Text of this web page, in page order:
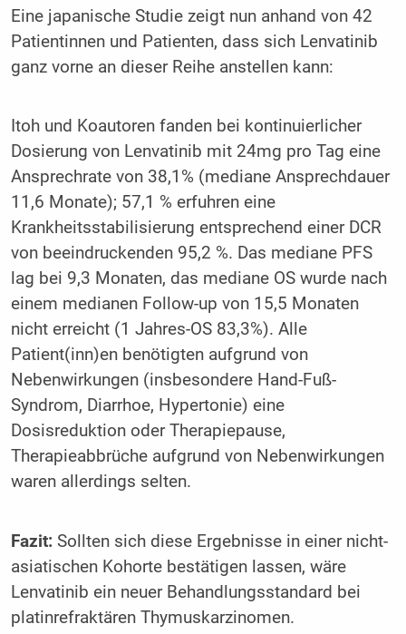
Eine japanische Studie zeigt nun anhand von 42
Patientinnen und Patienten, dass sich Lenvatinib
ganz vorne an dieser Reihe anstellen kann:
Itoh und Koautoren fanden bei kontinuierlicher
Dosierung von Lenvatinib mit 24mg pro Tag eine
Ansprechrate von 38,1% (mediane Ansprechdauer
11,6 Monate); 57,1 % erfuhren eine
Krankheitsstabilisierung entsprechend einer DCR
von beeindruckenden 95,2 %. Das mediane PFS
lag bei 9,3 Monaten, das mediane OS wurde nach
einem medianen Follow-up von 15,5 Monaten
nicht erreicht (1 Jahres-OS 83,3%). Alle
Patient(inn)en benötigten aufgrund von
Nebenwirkungen (insbesondere Hand-Fuß-
Syndrom, Diarrhoe, Hypertonie) eine
Dosisreduktion oder Therapiepause,
Therapieabbrüche aufgrund von Nebenwirkungen
waren allerdings selten.
Fazit:Sollten sich diese Ergebnisse in einer nicht-
asiatischen Kohorte bestätigen lassen, wäre
Lenvatinib ein neuer Behandlungsstandard bei
platinrefraktären Thymuskarzinomen.